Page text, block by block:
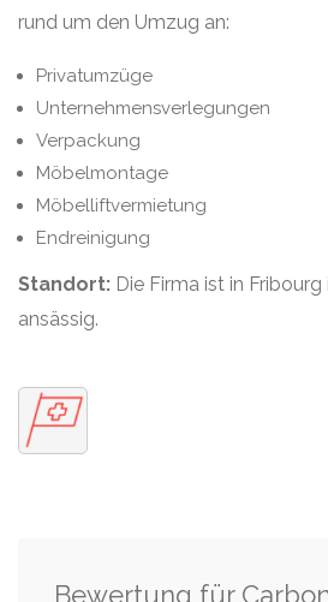
rund um den Umzug an:
Privatumzüge
Unternehmensverlegungen
Verpackung
Möbelmontage
Möbelliftvermietung
Endreinigung
Standort: Die Firma ist in
ansässig.
Bewertung für